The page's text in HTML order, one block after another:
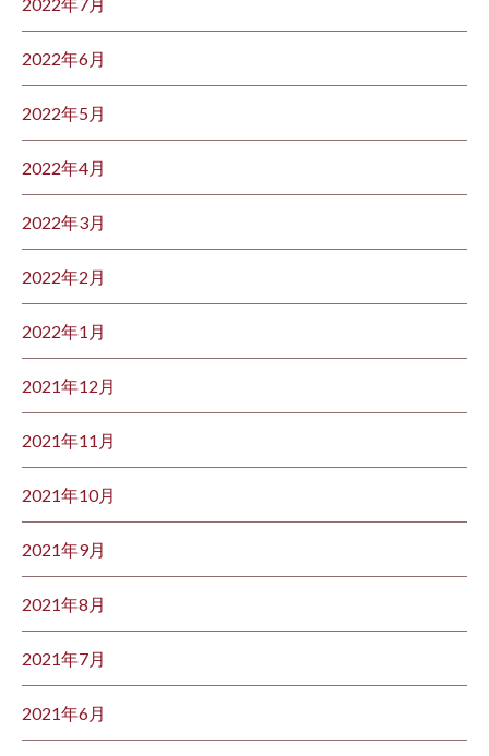
2022年6月
2022年5月
2022年4月
2022年3月
2022年2月
2022年1月
2021年12月
2021年11月
2021年10月
2021年9月
2021年8月
2021年7月
2021年6月